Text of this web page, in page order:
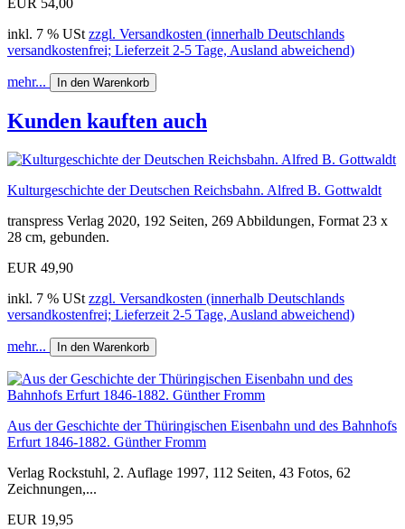
inkl. 7 % USt zzgl. Versandkosten (innerhalb Deutschlands
versandkostenfrei; Lieferzeit 2-5 Tage, Ausland abweichend)
mehr... In den Warenkorb
Kunden kauften auch
Kulturgeschichte der Deutschen Reichsbahn. Alfred B. Gottwaldt
transpress Verlag 2020, 192 Seiten, 269 Abbildungen, Format 23 x
28 cm, gebunden.
EUR 49,90
inkl. 7 % USt zzgl. Versandkosten (innerhalb Deutschlands
versandkostenfrei; Lieferzeit 2-5 Tage, Ausland abweichend)
mehr... In den Warenkorb
Aus der Geschichte der Thüringischen Eisenbahn und des Bahnhofs
Erfurt 1846-1882. Günther Fromm
Verlag Rockstuhl, 2. Auflage 1997, 112 Seiten, 43 Fotos, 62
Zeichnungen,...
EUR 19,95